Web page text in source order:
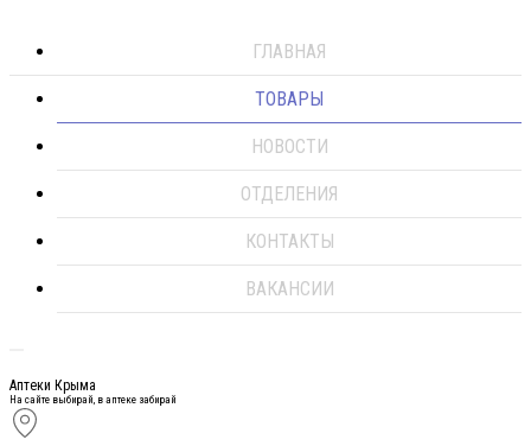
ГЛАВНАЯ
ТОВАРЫ
НОВОСТИ
ОТДЕЛЕНИЯ
КОНТАКТЫ
ВАКАНСИИ
Аптеки Крыма
На сайте выбирай, в аптеке забирай